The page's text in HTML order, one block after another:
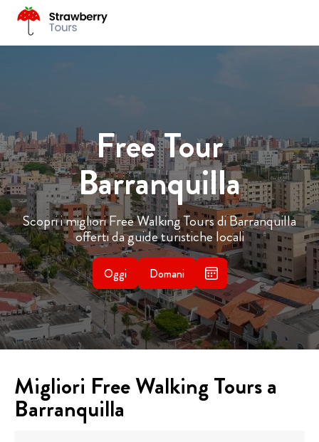
Free Tour
Barranquilla
Scopri i migliori Free Walking Tours di Barranquilla
offerti da guide turistiche locali
Oggi Domani
Migliori Free Walking Tours a
Barranquilla